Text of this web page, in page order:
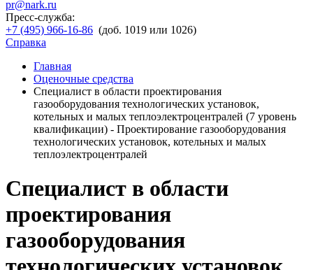
pr@nark.ru
Пресс-служба:
+7 (495) 966-16-86 (доб. 1019 или 1026)
Справка
Главная
Оценочные средства
Специалист в области проектирования
газооборудования технологических установок,
котельных и малых теплоэлектроцентралей (7 уровень
квалификации) - Проектирование газооборудования
технологических установок, котельных и малых
теплоэлектроцентралей
Специалист в области
проектирования
газооборудования